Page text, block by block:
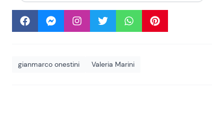
gianmarco onestini Valeria Marini